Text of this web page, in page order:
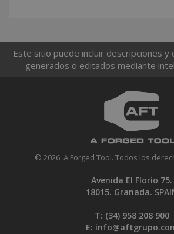
Este sitio puede incluir descripciones y
generados o editados mediante
© 2026. A Forged Tool. Todos los
Avenida El Florío 75.
18015. Granada.
T: (34) 958 208 900
E: